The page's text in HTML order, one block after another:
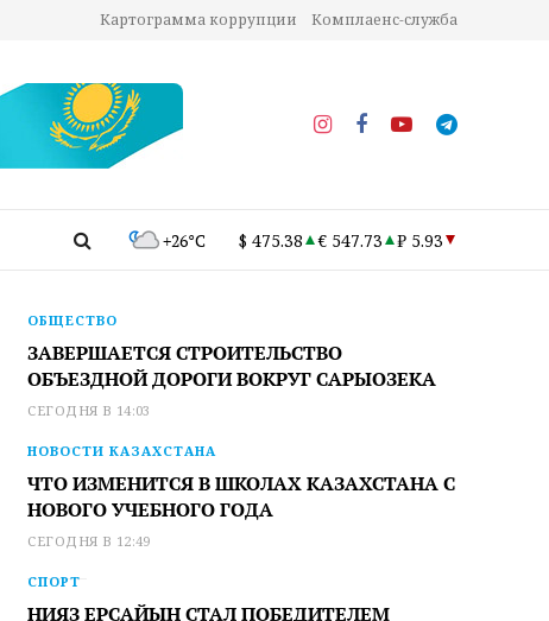
Картограмма коррупции Комплаенс-служба
+26°C $ 475.38 € 547.73 ₽ 5.93
ОБЩЕСТВО
ЗАВЕРШАЕТСЯ СТРОИТЕЛЬСТВО
ОБЪЕЗДНОЙ ДОРОГИ ВОКРУГ САРЫОЗЕКА
СЕГОДНЯ В 14:03
НОВОСТИ КАЗАХСТАНА
ЧТО ИЗМЕНИТСЯ В ШКОЛАХ КАЗАХСТАНА С
НОВОГО УЧЕБНОГО ГОДА
СЕГОДНЯ В 12:49
СПОРТ
НИЯЗ ЕРСАЙЫН СТАЛ ПОБЕДИТЕЛЕМ